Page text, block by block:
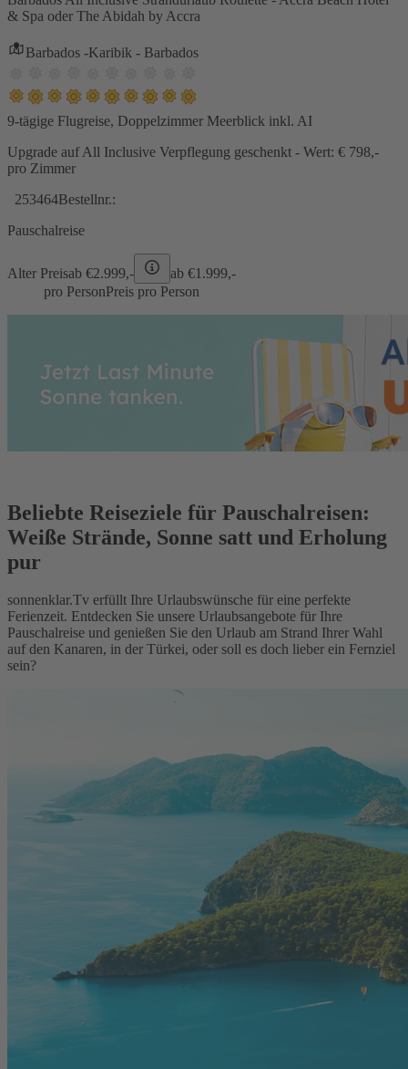
& Spa oder The Abidah by Accra
Barbados -Karibik - Barbados
9-tägige Flugreise, Doppelzimmer Meerblick inkl. AI
Upgrade auf All Inclusive Verpflegung geschenkt - Wert: € 798,-
pro Zimmer
253464Bestellnr.:
Pauschalreise
Alter Preisab €2.999,- ab €1.999,-
pro PersonPreis pro Person
Beliebte Reiseziele für Pauschalreisen:
Weiße Strände, Sonne satt und Erholung
pur
sonnenklar.Tv erfüllt Ihre Urlaubswünsche für eine perfekte
Ferienzeit. Entdecken Sie unsere Urlaubsangebote für Ihre
Pauschalreise und genießen Sie den Urlaub am Strand Ihrer Wahl
auf den Kanaren, in der Türkei, oder soll es doch lieber ein Fernziel
sein?